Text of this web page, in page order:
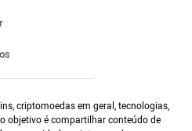
criptomoedas em geral, tecnologias,
objetivo é compartilhar conteúdo de